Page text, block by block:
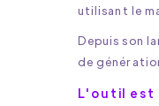
utilisant le
Depuis son
de
L'outil est